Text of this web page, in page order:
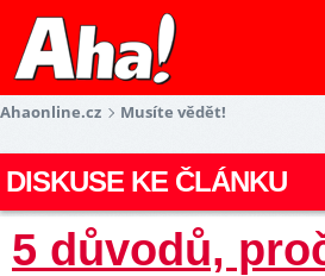
Ahaonline.cz Musíte vědět!
DISKUSE KE ČLÁNKU
5 důvodů,